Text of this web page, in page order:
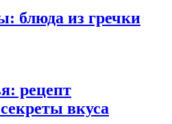
блюда из гречки
рецепт
вкуса